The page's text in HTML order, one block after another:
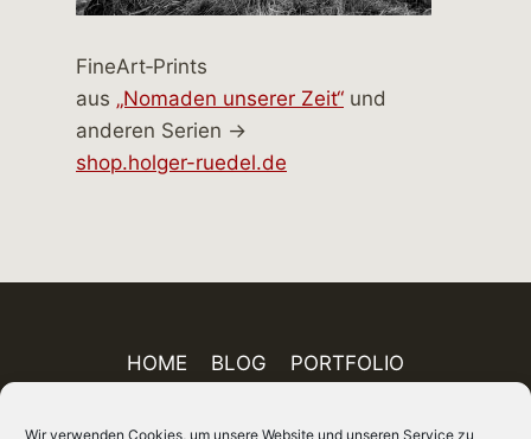
Wir verwenden Cookies, um unsere Website und unseren Service zu
FineArt‑Prints
aus „Nomaden unserer Zeit“ und
anderen Serien →
shop.holger-ruedel.de
HOME BLOG
PORTFOLIO